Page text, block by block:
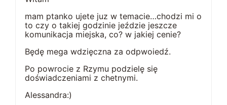
mam ptanko ujete juz w temacie…chodzi mi o
to czy o takiej godzinie jeździe jeszcze
komunikacja miejska, co? w jakiej cenie?
Będę mega wdzięczna za odpwoiedź.
Po powrocie z Rzymu podzielę się
doświadczeniami z chetnymi.
Alessandra:)